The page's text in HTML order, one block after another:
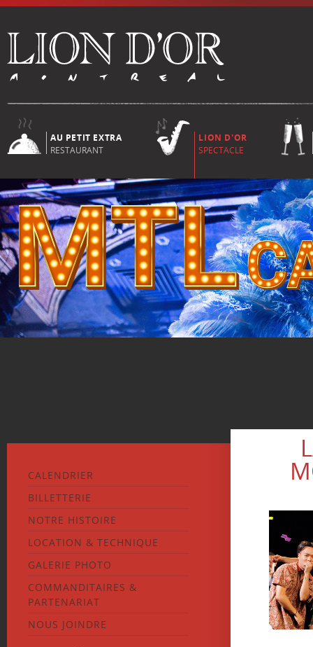
AU PETIT EXTRA
RESTAURANT
LION D'OR
SPECTACLE
CALENDRIER
BILLETTERIE
NOTRE HISTOIRE
LOCATION & TECHNIQUE
GALERIE PHOTO
COMMANDITAIRES &
PARTENARIAT
NOUS JOINDRE